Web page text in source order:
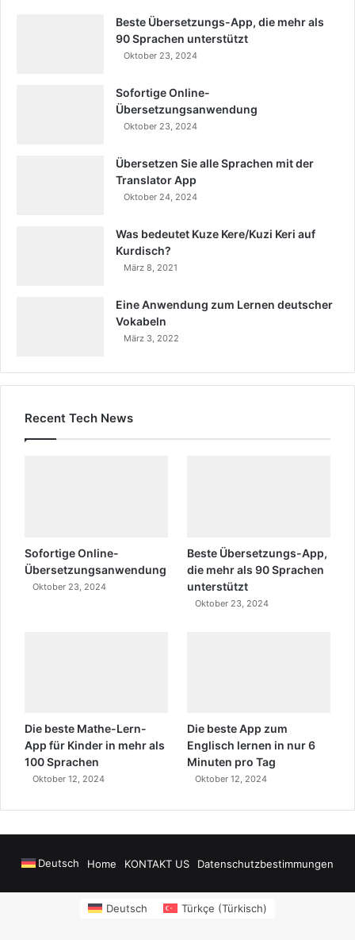
Beste Übersetzungs-App, die mehr als
90 Sprachen unterstützt
Oktober 23, 2024
Sofortige Online-
Übersetzungsanwendung
Oktober 23, 2024
Übersetzen Sie alle Sprachen mit der
Translator App
Oktober 24, 2024
Was bedeutet Kuze Kere/Kuzi Keri auf
Kurdisch?
März 8, 2021
Eine Anwendung zum Lernen deutscher
Vokabeln
März 3, 2022
Recent Tech News
Sofortige Online-
Übersetzungsanwendung
Oktober 23, 2024
Beste Übersetzungs-App,
die mehr als 90 Sprachen
unterstützt
Oktober 23, 2024
Die beste Mathe-Lern-
App für Kinder in mehr als
100 Sprachen
Oktober 12, 2024
Die beste App zum
Englisch lernen in nur 6
Minuten pro Tag
Oktober 12, 2024
Deutsch Home KONTAKT US Datenschutzbestimmungen
Deutsch Türkçe (Türkisch)